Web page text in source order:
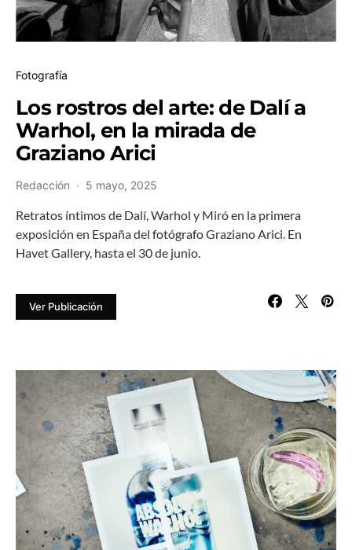
Fotografía
Los rostros del arte: de Dalí a
Warhol, en la mirada de
Graziano Arici
Redacción 5 mayo, 2025
Retratos íntimos de Dalí, Warhol y Miró en la primera
exposición en España del fotógrafo Graziano Arici. En
Havet Gallery, hasta el 30 de junio.
Ver Publicación